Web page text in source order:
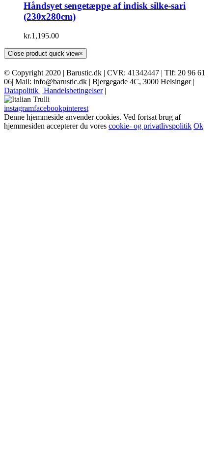
Håndsyet sengetæppe af indisk silke-sari
(230x280cm)
kr.1,195.00
Close product quick view×
© Copyright 2020 | Barustic.dk | CVR: 41342447 | Tlf: 20 96 61
06| Mail: info@barustic.dk | Bjergegade 4C, 3000 Helsingør |
Datapolitik | Handelsbetingelser|
instagramfacebookpinterest
Denne hjemmeside anvender cookies. Ved fortsat brug af
hjemmesiden accepterer du vores cookie- og privatlivspolitik Ok